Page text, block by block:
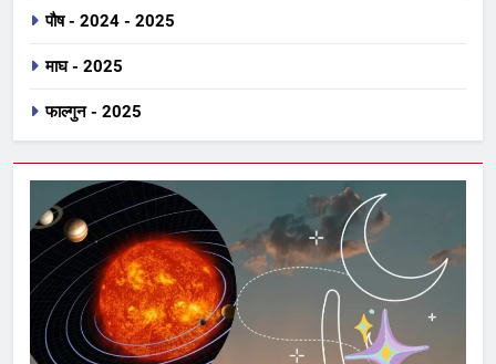
पौष - 2024 - 2025
माघ - 2025
फाल्गुन - 2025